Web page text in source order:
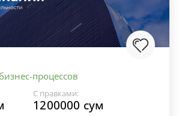
процессов
С правками:
1200000 сум